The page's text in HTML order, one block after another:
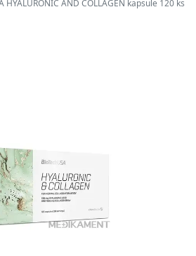
HYALURONIC AND COLLAGEN kapsule 120 ks